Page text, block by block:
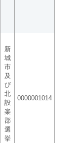
新
城
市
及
び
北
設
楽
郡
選
挙
0000001014